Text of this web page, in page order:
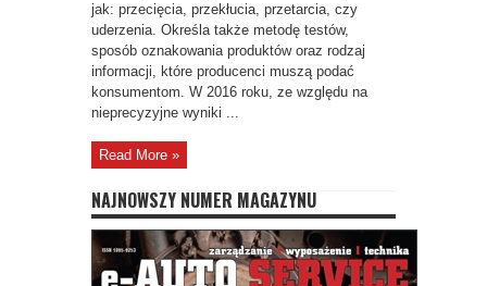
jak: przecięcia, przekłucia, przetarcia, czy
uderzenia. Określa także metodę testów,
sposób oznakowania produktów oraz rodzaj
informacji, które producenci muszą podać
konsumentom. W 2016 roku, ze względu na
nieprecyzyjne wyniki ...
Read More »
NAJNOWSZY NUMER MAGAZYNU